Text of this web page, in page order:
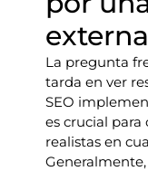
La pregunta
tarda en ver
SEO
es crucial
realistas en